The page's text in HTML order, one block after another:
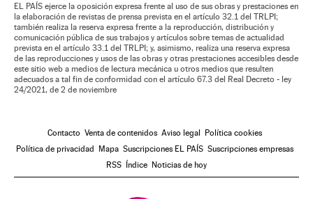
EL PAÍS ejerce la oposición expresa frente al uso de sus obras y prestaciones en
la elaboración de revistas de prensa prevista en el artículo 32.1 del TRLPI;
también realiza la reserva expresa frente a la reproducción, distribución y
comunicación pública de sus trabajos y artículos sobre temas de actualidad
prevista en el artículo 33.1 del TRLPI; y, asimismo, realiza una reserva expresa
de las reproducciones y usos de las obras y otras prestaciones accesibles desde
este sitio web a medios de lectura mecánica u otros medios que resulten
adecuados a tal fin de conformidad con el artículo 67.3 del Real Decreto - ley
24/2021, de 2 de noviembre
Contacto Venta de contenidos Aviso legal
Política cookies
Política de privacidad
Mapa Suscripciones EL PAÍS Suscripciones empresas
RSS
Índice Noticias de hoy